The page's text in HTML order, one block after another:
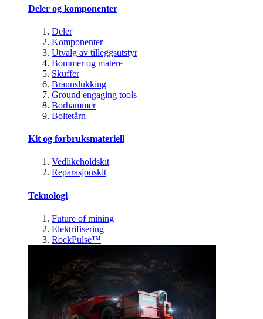
Deler og komponenter
Deler
Komponenter
Utvalg av tilleggsutstyr
Bommer og matere
Skuffer
Brannslukking
Ground engaging tools
Borhammer
Boltetårn
Kit og forbruksmateriell
Vedlikeholdskit
Reparasjonskit
Teknologi
Future of mining
Elektrifisering
RockPulse™